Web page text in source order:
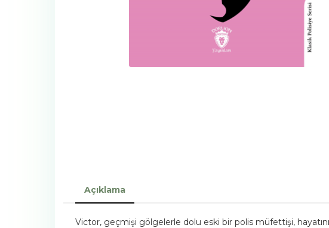
Açıklama
Victor, geçmişi gölgelerle dolu eski bir polis müfettişi,